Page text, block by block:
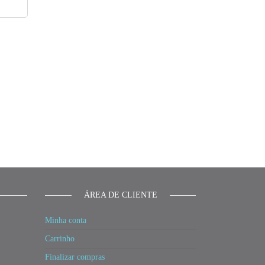
ÁREA DE CLIENTE
Minha conta
Carrinho
Finalizar compras